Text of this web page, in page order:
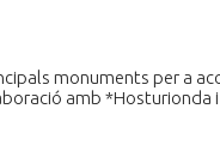
monuments per a
amb *Hosturionda